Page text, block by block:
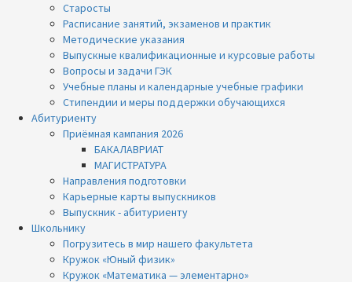
Старосты
Расписание занятий, экзаменов и практик
Методические указания
Выпускные квалификационные и курсовые работы
Вопросы и задачи ГЭК
Учебные планы и календарные учебные графики
Стипендии и меры поддержки обучающихся
Абитуриенту
Приёмная кампания 2026
БАКАЛАВРИАТ
МАГИСТРАТУРА
Направления подготовки
Карьерные карты выпускников
Выпускник - абитуриенту
Школьнику
Погрузитесь в мир нашего факультета
Кружок «Юный физик»
Кружок «Математика — элементарно»